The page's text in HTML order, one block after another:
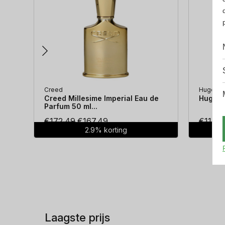
Creed
Creed Millesime Imperial Eau de
Parfum 50 ml...
€172.49Oorspronkelijke
prijs
€167.49Huidige
prijs
2.9% korting
Hugo
Hugo
€114.38
Laagste prijs